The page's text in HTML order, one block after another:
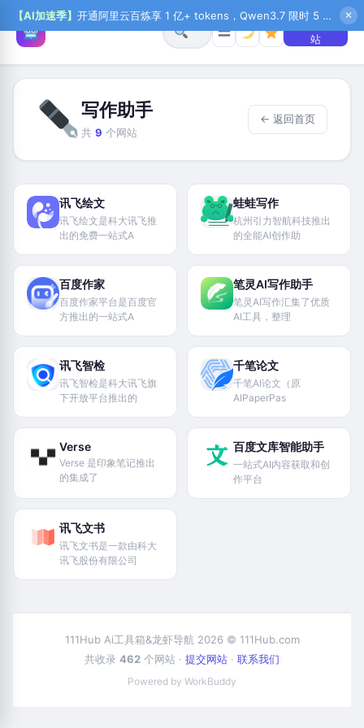
【AI加速季】 开通阿里云百炼享 1 亿+ tokens，Qwen3.7 限时 5 折起，秒悟新注送 1 万积分，加入 OPC 赢百万助力金，QoderWork CN 首月 0 元 ✕
☰
+ 提交网
站
写作助手
共 9 个网站
← 返回首页
讯飞绘文
讯飞绘文是科大讯飞推
出的免费一站式A
蛙蛙写作
杭州引力智航科技推出
的全能AI创作助
百度作家
百度作家平台是百度官
方推出的一站式A
笔灵AI写作助手
笔灵AI写作汇集了优质
AI工具，整理
讯飞智检
讯飞智检是科大讯飞旗
下开放平台推出的
千笔论文
千笔AI论文（原
AIPaperPas
Verse
Verse 是印象笔记推出
的集成了
百度文库智能助手
一站式AI内容获取和创
作平台
讯飞文书
讯飞文书是一款由科大
讯飞股份有限公司
111Hub Ai工具箱&龙虾导航 2026 © 111Hub.com
共收录 462 个网站 · 提交网站 · 联系我们
Powered by WorkBuddy